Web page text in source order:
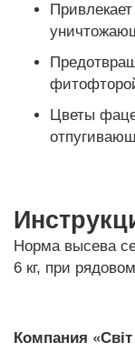
Цветы
Норма высева
6 кг, при
Компания